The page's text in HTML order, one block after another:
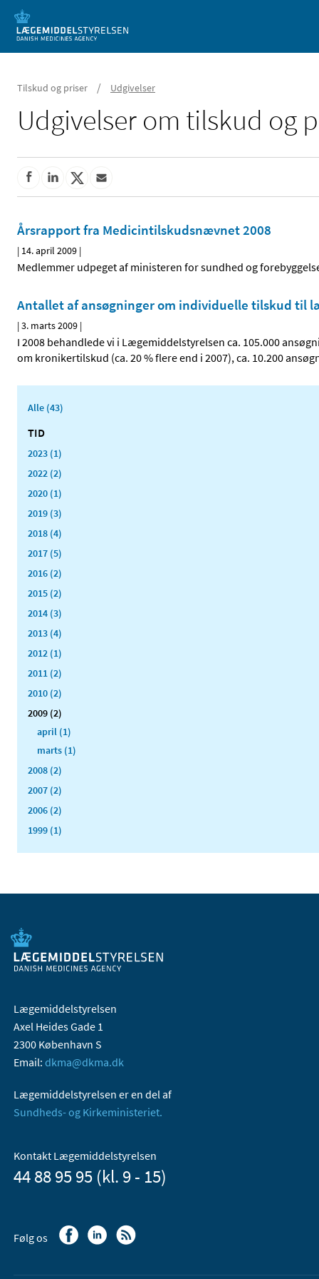
Mobil visning
Tilskud og priser / Udgivelser
Udgivelser om tilskud og
Årsrapport fra Medicintilskudsnævnet 2008
| 14. april 2009 |
Medlemmer udpeget af ministeren for sundhed og
Antallet af ansøgninger om individuelle tilskud til
|3. marts 2009 |
I 2008 behandlede vi i Lægemiddelstyrelsen ca. 105.000
om kronikertilskud (ca. 20 % flere end i 2007), ca. 10.200
Alle (43)
TID
2023 (1)
2022 (2)
2020 (1)
2019 (3)
2018 (4)
2017 (5)
2016 (2)
2015 (2)
2014 (3)
2013 (4)
2012 (1)
2011 (2)
2010 (2)
2009 (2)
april (1)
marts (1)
2008 (2)
2007 (2)
2006 (2)
1999 (1)
Lægemiddelstyrelsen
Axel Heides Gade 1
2300 København S
Email: dkma@dkma.dk
Lægemiddelstyrelsen er en del af
Sundheds- og Kirkeministeriet.
Kontakt Lægemiddelstyrelsen
44 88 95 95 (kl. 9 - 15)
Følg os